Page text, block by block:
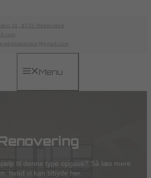
11, 8722 Hedensted
Menu
til denne type opgave? Så læs mere
hvad vi kan tilbyde her.